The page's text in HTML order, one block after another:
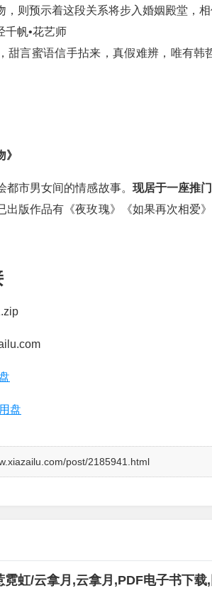
，则预示着这段关系将步入婚姻殿堂，相
千帆•花艺师
甜言蜜语信手拈来，真假难辨，唯有韩
》
市男女间的情感故事。 现居于一座推
出版作品有《夜玫瑰》《如果再次相爱》
盘
post/2185941.html
霓虹/云拿月,云拿月,PDF电子书下载